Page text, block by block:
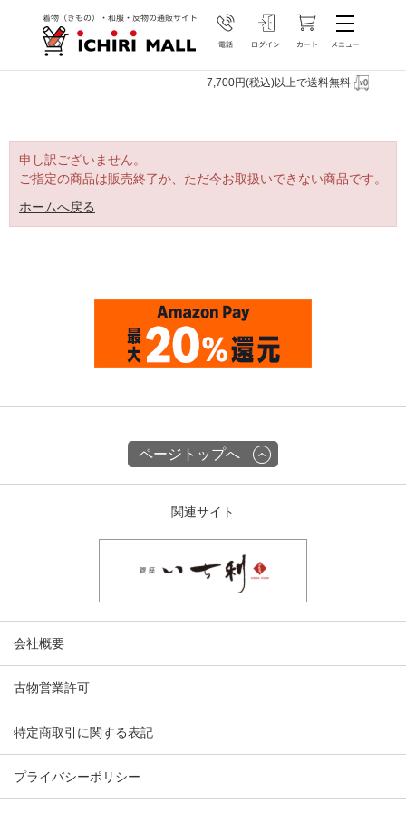
7,700円(税込)以上で送料無料
申し訳ございません。
ご指定の商品は販売終了か、ただ今お取扱いできない商品です。
ホームへ戻る
ページトップへ
関連サイト
会社概要
古物営業許可
特定商取引に関する表記
プライバシーポリシー